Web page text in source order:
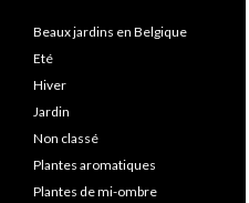
Beaux jardins en Belgique
Eté
Hiver
Jardin
Non classé
Plantes aromatiques
Plantes de mi-ombre